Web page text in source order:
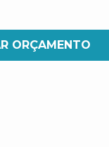
ORÇAMENTO